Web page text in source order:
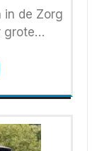
in de Zorg
grote…